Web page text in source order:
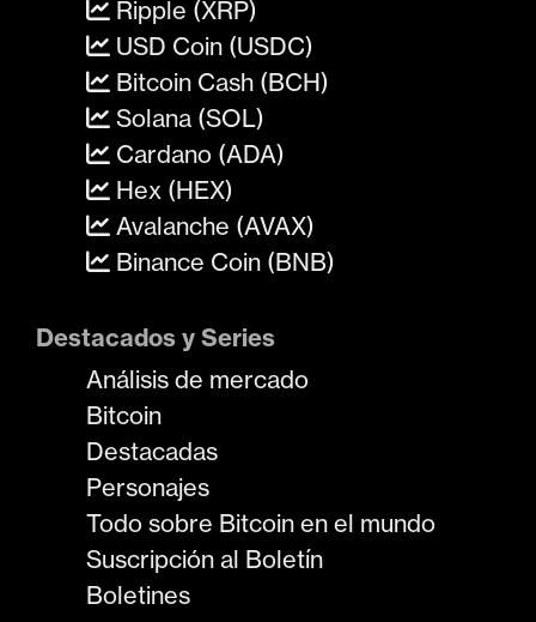
Ripple (XRP)
USD Coin (USDC)
Bitcoin Cash (BCH)
Solana (SOL)
Cardano (ADA)
Hex (HEX)
Avalanche (AVAX)
Binance Coin (BNB)
Destacados y Series
Análisis de mercado
Bitcoin
Destacadas
Personajes
Todo sobre Bitcoin en el mundo
Suscripción al Boletín
Boletines